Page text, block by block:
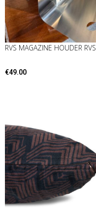
RVS MAGAZINE HOUDER RVS
€49.00